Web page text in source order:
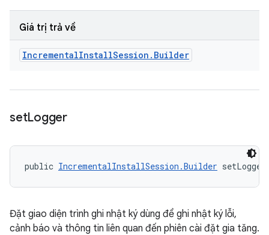
Giá trị trả về
IncrementalInstallSession . Builder
setLogger
public IncrementalInstallSession.Builder
Đặt giao diện trình ghi nhật ký dùng để ghi nhật ký lỗi,
cảnh báo và thông tin liên quan đến phiên cài đặt gia tăng.